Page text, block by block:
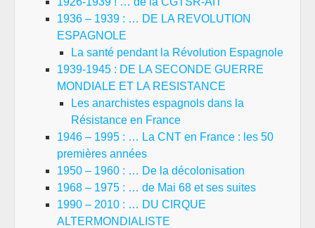
1936 – 1939 : … DE LA REVOLUTION
ESPAGNOLE
La santé pendant la Révolution Espagnole
1939-1945 : DE LA SECONDE GUERRE
MONDIALE ET LA RESISTANCE
Les anarchistes espagnols dans la
Résistance en France
1946 – 1995 : … La CNT en France : les 50
premières années
1950 – 1960 : … De la décolonisation
1968 – 1975 : … de Mai 68 et ses suites
1990 – 2010 : … DU CIRQUE
ALTERMONDIALISTE